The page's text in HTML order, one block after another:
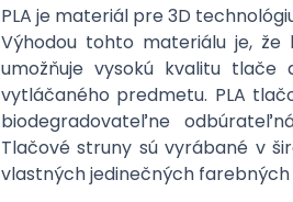
PLA je materiál pre 3D
Výhodou tohto materiálu je,
umožňuje vysokú kvalitu
vytláčaného predmetu. PLA
biodegradovateľne
Tlačové struny sú vyrábané v
vlastných jedinečných